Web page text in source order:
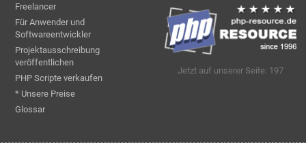
Freelancer
Für Anwender und
Softwareentwickler
Projektausschreibung
veröffentlichen
PHP Scripte verkaufen
* Unsere Preise
Glossar
Jetzt auf unserer Seite: 197